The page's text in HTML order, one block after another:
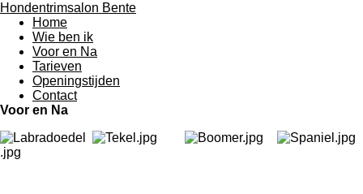
Hondentrimsalon Bente
Home
Wie ben ik
Voor en Na
Tarieven
Openingstijden
Contact
Voor en Na